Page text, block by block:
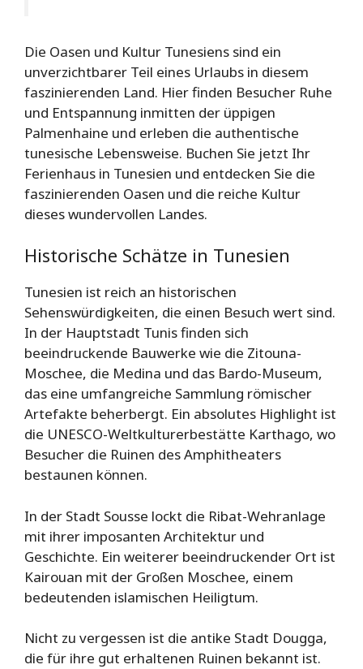
Die Oasen und Kultur Tunesiens sind ein
unverzichtbarer Teil eines Urlaubs in diesem
faszinierenden Land. Hier finden Besucher Ruhe
und Entspannung inmitten der üppigen
Palmenhaine und erleben die authentische
tunesische Lebensweise. Buchen Sie jetzt Ihr
Ferienhaus in Tunesien und entdecken Sie die
faszinierenden Oasen und die reiche Kultur
dieses wundervollen Landes.
Historische Schätze in Tunesien
Tunesien ist reich an historischen
Sehenswürdigkeiten, die einen Besuch wert sind.
In der Hauptstadt Tunis finden sich
beeindruckende Bauwerke wie die Zitouna-
Moschee, die Medina und das Bardo-Museum,
das eine umfangreiche Sammlung römischer
Artefakte beherbergt. Ein absolutes Highlight ist
die UNESCO-Weltkulturerbestätte Karthago, wo
Besucher die Ruinen des Amphitheaters
bestaunen können.
In der Stadt Sousse lockt die Ribat-Wehranlage
mit ihrer imposanten Architektur und
Geschichte. Ein weiterer beeindruckender Ort ist
Kairouan mit der Großen Moschee, einem
bedeutenden islamischen Heiligtum.
Nicht zu vergessen ist die antike Stadt Dougga,
die für ihre gut erhaltenen Ruinen bekannt ist.